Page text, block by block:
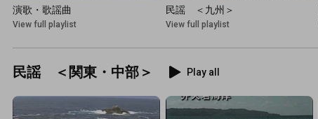
演歌・歌謡曲
View full playlist
民謡　＜九州＞
View full playlist
民謡 ＜関東・中部＞ Play all